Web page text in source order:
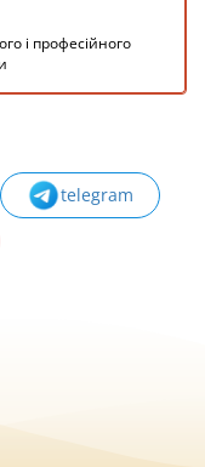
і професійного
telegram